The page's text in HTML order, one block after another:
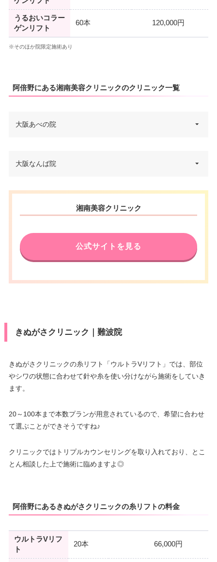
うるおいコラー
ゲンリフト
60本 120,000円
※そのほか院限定施術あり
阿倍野にある湘南美容クリニックのクリニック一覧
大阪あべの院
0120-129-456
アクセス
駅 徒歩2分/近鉄大阪阿部野橋駅
徒歩1分
休診日 不定休
VISA/Master/JCB/American Ex
10：00
19：00
10：00
19：00
10：00
19：00
10：00
∣
19：00
10：00
10：00
10：00
∣
10：00
∣
大阪なんば院
大阪府大阪市中央区難波5-1-60
スイスホテル南海大阪 6F
電話番号 0120-553-302
南海なんば駅直結/大阪メトロな
んば駅 徒歩3分/大阪メトロなん
歩5分
カード決
press/DC/Diners/銀聯/NICOS/ト
デビットカード
医療ロー
駐車場
10：00
19：00
10：00
19：00
10：00
19：00
10：00
19：00
10：00
10：00
10：00
湘南美容クリニック
公式サイトを見る
きぬがさクリニック｜難波院
きぬがさクリニックの糸リフト「ウルトラVリフト」では、部位
やシワの状態に合わせて針や糸を使い分けながら施術をしていき
ます。
20～100本まで本数プランが用意されているので、希望に合わせ
て選ぶことができそうですね♪
クリニックではトリプルカウンセリングを取り入れており、とこ
とん相談した上で施術に臨めますよ◎
阿倍野にあるきぬがさクリニックの糸リフトの料金
ウルトラVリフ
ト
20本 66,000円